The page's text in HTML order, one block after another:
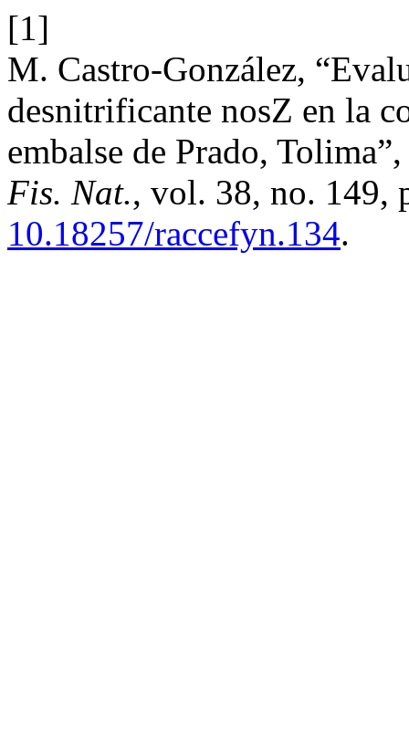
[1]
M. Castro-González,
desnitrificante nosZ en la
embalse de Prado,
Fis. Nat., vol. 38, no. 149,
10.18257/raccefyn.134.